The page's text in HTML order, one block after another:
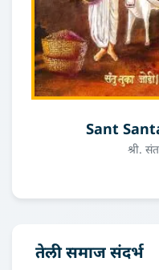
Sant
श्री.
तेली समाज संदर्भ